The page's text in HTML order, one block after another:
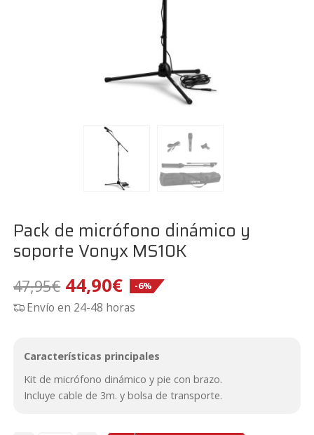
Pack de micrófono dinámico y
soporte Vonyx MS10K
47,95€ El
precio
era:
47,95€.
44,90€El
precio
es:
44,90€.
-6%
Envío en 24-48 horas
Características principales
Kit de micrófono dinámico y pie con brazo.
Incluye cable de 3m. y bolsa de transporte.